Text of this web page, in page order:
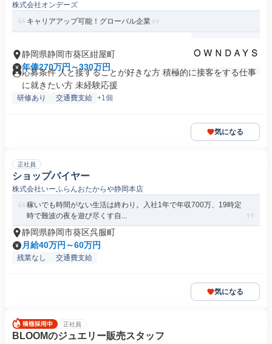
株式会社オンデーズ
キャリアアップ可能！グローバル企業
静岡県静岡市葵区紺屋町
年俸270万円～330万円
応募条件 人と接することが好きな方 積極的に接客をする仕事
に就きたい方 未経験応援
研修あり 交通費支給 +1個
気になる
正社員
ショップバイヤー
株式会社いーふらんおたからや静岡本店
稼いでも時間がない生活は終わり。入社1年で年収700万、19時定
時で難波の夜を遊び尽くす自...
静岡県静岡市葵区呉服町
月給40万円～60万円
残業なし 交通費支給
気になる
正社員
BLOOMのジュエリー販売スタッフ